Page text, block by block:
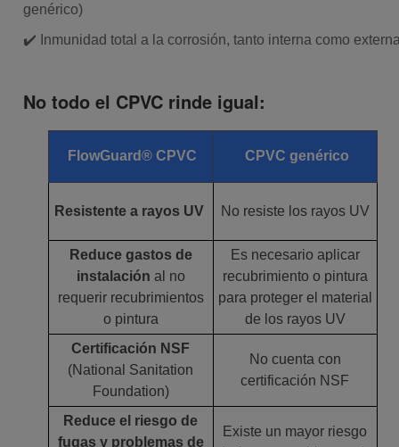
genérico)
✔️ Inmunidad total a la corrosión, tanto interna como
No todo el CPVC rinde igual:
FlowGuard® CPVC CPVC genérico
Resistente a rayos UV No resiste los rayos UV
Reduce gastos de
instalación al no
requerir recubrimientos
o pintura
Es necesario aplicar
recubrimiento o pintura
para proteger el material
de los rayos UV
Certificación NSF
(National Sanitation
Foundation)
No cuenta con
certificación NSF
Reduce el riesgo de
fugas y problemas de
Existe un mayor riesgo